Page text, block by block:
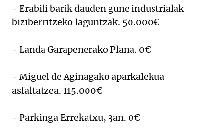
- Erabili barik dauden gune industrialak
biziberritzeko laguntzak. 50.000€
- Landa Garapenerako Plana. 0€
- Miguel de Aginagako aparkalekua
asfaltatzea. 115.000€
- Parkinga Errekatxu, 3an. 0€